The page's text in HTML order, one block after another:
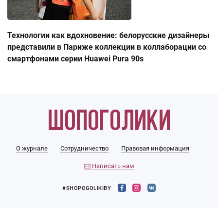
Технологии как вдохновение: белорусские дизайнеры
представили в Париже коллекции в коллаборации со
смартфонами серии Huawei Pura 90s
О журнале Сотрудничество Правовая информация
Написать нам
#SHOPOGOLIKIBY